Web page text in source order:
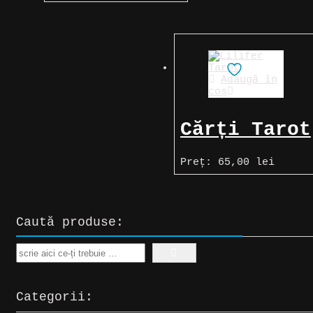
Adaugă în
coș
Cărți Tarot
» Lilifer
Tarot
Preț: 65,00 lei
Caută produse:
Categorii: